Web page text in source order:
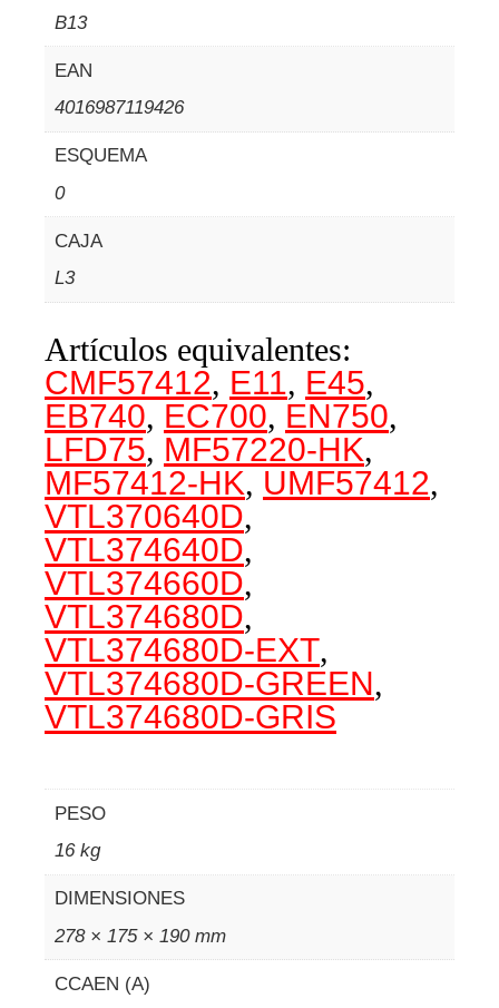
B13
EAN
4016987119426
ESQUEMA
0
CAJA
L3
Artículos equivalentes:
CMF57412, E11, E45,
EB740, EC700, EN750,
LFD75, MF57220-HK,
MF57412-HK, UMF57412,
VTL370640D,
VTL374640D,
VTL374660D,
VTL374680D,
VTL374680D-EXT,
VTL374680D-GREEN,
VTL374680D-GRIS
PESO
16 kg
DIMENSIONES
278 × 175 × 190 mm
CCAEN (A)